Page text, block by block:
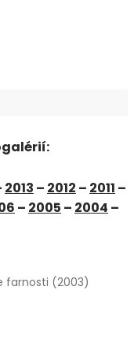
2013 – 2012 – 2011 –
– 2005 – 2004 –
farnosti (2003)